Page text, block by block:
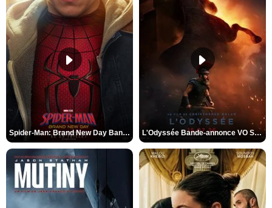
Spider-Man: Brand New Day Bande-annonce VO STFR L'Odyssée Bande-annonce VO STFR